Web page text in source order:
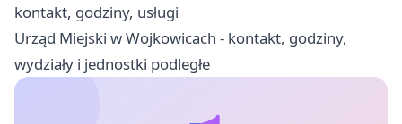
kontakt, godziny, usługi
Urząd Miejski w Wojkowicach - kontakt, godziny,
wydziały i jednostki podległe